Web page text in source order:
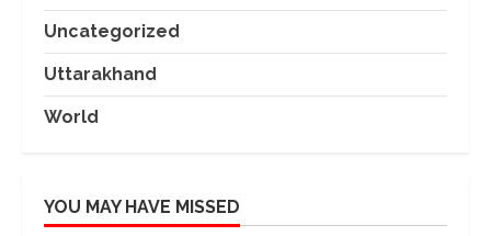
Uncategorized
Uttarakhand
World
YOU MAY HAVE MISSED